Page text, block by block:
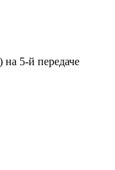
5-й передаче